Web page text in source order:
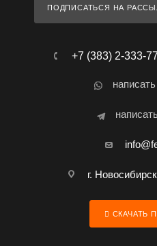
ПОДПИСАТЬСЯ НА
+7 (383) 2-333-
г.
СКАЧАТЬ